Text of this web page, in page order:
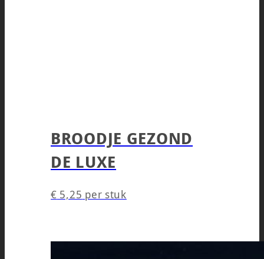
BROODJE GEZOND
DE LUXE
€ 5,25 per stuk